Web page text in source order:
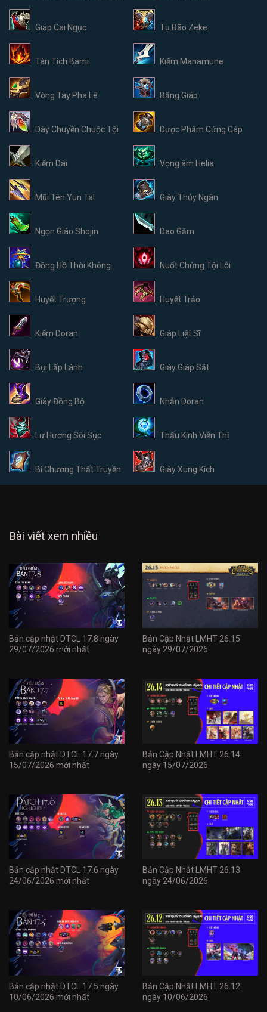
Giáp Cai Ngục Tụ Bão Zeke
Tàn Tích Bami Kiếm Manamune
Vòng Tay Pha Lê Băng Giáp
Dây Chuyền Chuộc Tội Dược Phẩm Cứng Cáp
Kiếm Dài Vọng âm Helia
Mũi Tên Yun Tal Giày Thủy Ngân
Ngọn Giáo Shojin Dao Găm
Đồng Hồ Thời Không Nuốt Chửng Tội Lỗi
Huyết Trượng Huyết Trảo
Kiếm Doran Giáp Liệt Sĩ
Bụi Lấp Lánh Giày Giáp Sắt
Giày Đồng Bộ Nhẫn Doran
Lư Hương Sôi Sục Thấu Kính Viễn Thị
Bí Chương Thất Truyền Giày Xung Kích
Bài viết xem nhiều
Bản cập nhật DTCL 17.8 ngày
29/07/2026 mới nhất
Bản Cập Nhật LMHT 26.15
ngày 29/07/2026
Bản cập nhật DTCL 17.7 ngày
15/07/2026 mới nhất
Bản Cập Nhật LMHT 26.14
ngày 15/07/2026
Bản cập nhật DTCL 17.6 ngày
24/06/2026 mới nhất
Bản Cập Nhật LMHT 26.13
ngày 24/06/2026
Bản cập nhật DTCL 17.5 ngày
10/06/2026 mới nhất
Bản Cập Nhật LMHT 26.12
ngày 10/06/2026